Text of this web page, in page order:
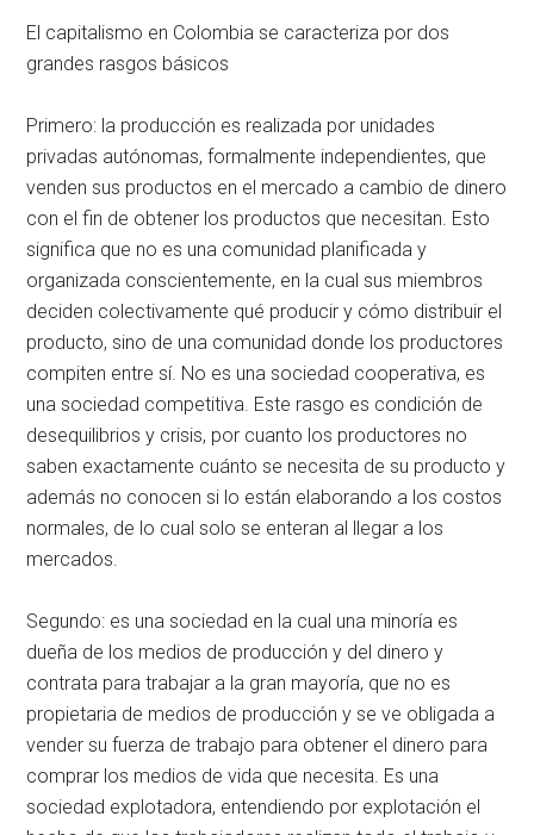
El capitalismo en Colombia se caracteriza por dos
grandes rasgos básicos
Primero: la producción es realizada por unidades
privadas autónomas, formalmente independientes, que
venden sus productos en el mercado a cambio de dinero
con el fin de obtener los productos que necesitan. Esto
significa que no es una comunidad planificada y
organizada conscientemente, en la cual sus miembros
deciden colectivamente qué producir y cómo distribuir el
producto, sino de una comunidad donde los productores
compiten entre sí. No es una sociedad cooperativa, es
una sociedad competitiva. Este rasgo es condición de
desequilibrios y crisis, por cuanto los productores no
saben exactamente cuánto se necesita de su producto y
además no conocen si lo están elaborando a los costos
normales, de lo cual solo se enteran al llegar a los
mercados.
Segundo: es una sociedad en la cual una minoría es
dueña de los medios de producción y del dinero y
contrata para trabajar a la gran mayoría, que no es
propietaria de medios de producción y se ve obligada a
vender su fuerza de trabajo para obtener el dinero para
comprar los medios de vida que necesita. Es una
sociedad explotadora, entendiendo por explotación el